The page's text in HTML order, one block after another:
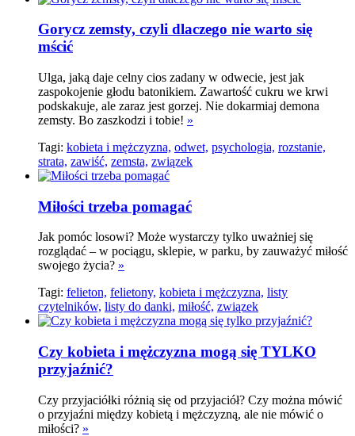
Gorycz zemsty, czyli dlaczego nie warto się
mścić
Ulga, jaką daje celny cios zadany w odwecie, jest jak
zaspokojenie głodu batonikiem. Zawartość cukru we krwi
podskakuje, ale zaraz jest gorzej. Nie dokarmiaj demona
zemsty. Bo zaszkodzi i tobie! »
Tagi: kobieta i mężczyzna, odwet, psychologia, rozstanie,
strata, zawiść, zemsta, związek
Miłości trzeba pomagać
Jak pomóc losowi? Może wystarczy tylko uważniej się
rozglądać – w pociągu, sklepie, w parku, by zauważyć miłość
swojego życia? »
Tagi: felieton, felietony, kobieta i mężczyzna, listy
czytelników, listy do danki, miłość, związek
Czy kobieta i mężczyzna mogą się TYLKO
przyjaźnić?
Czy przyjaciółki różnią się od przyjaciół? Czy można mówić
o przyjaźni między kobietą i mężczyzną, ale nie mówić o
miłości? »